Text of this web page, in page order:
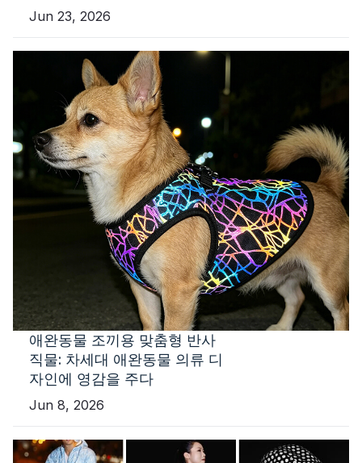
Jun 23, 2026
애완동물 조끼용 맞춤형 반사
직물: 차세대 애완동물 의류 디
자인에 영감을 주다
Jun 8, 2026